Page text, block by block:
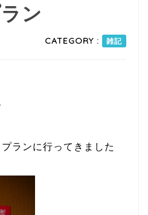
ン
CATEGORY : 雑記
ランに行ってきました